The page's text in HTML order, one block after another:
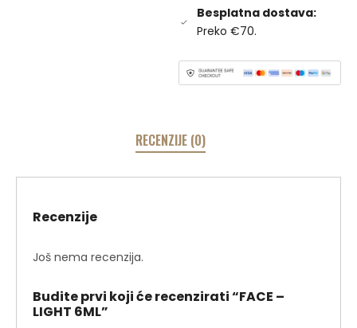
Besplatna dostava:
Preko €70.
RECENZIJE (0)
Recenzije
Još nema recenzija.
Budite prvi koji će recenzirati “FACE –
LIGHT 6ML”